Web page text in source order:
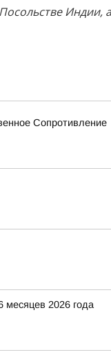
Сопротивление
месяцев 2026 года